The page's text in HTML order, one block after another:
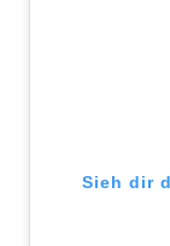
Sieh dir